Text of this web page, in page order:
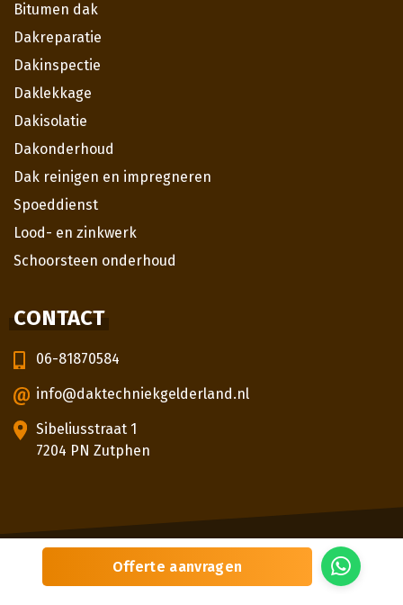
Offerte aanvragen
Bitumen dak
Dakreparatie
Dakinspectie
Daklekkage
Dakisolatie
Dakonderhoud
Dak reinigen en impregneren
Spoeddienst
Lood- en zinkwerk
Schoorsteen onderhoud
CONTACT
06-81870584
info@daktechniekgelderland.nl
Sibeliusstraat 1
7204 PN Zutphen
© 2026